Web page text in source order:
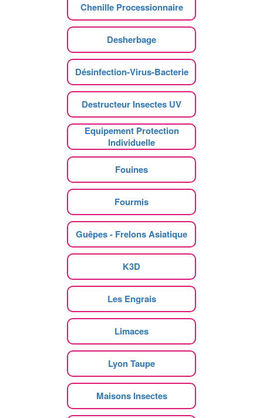
Chenille Processionnaire
Desherbage
Désinfection-Virus-Bacterie
Destructeur Insectes UV
Equipement Protection
Individuelle
Fouines
Fourmis
Guêpes - Frelons Asiatique
K3D
Les Engrais
Limaces
Lyon Taupe
Maisons Insectes